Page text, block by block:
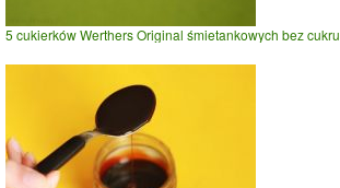
5 cukierków Werthers Original śmietankowych bez cukru